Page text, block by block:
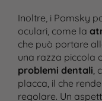
Inoltre, i Pomsky
oculari, come la
che può portare
una razza piccola
problemi dentali,
placca, il che
regolare​. Un